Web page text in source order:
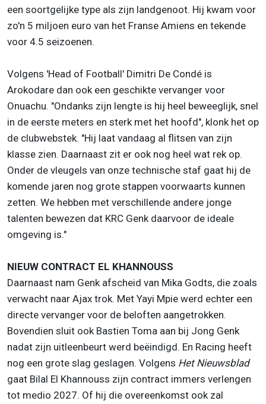
een soortgelijke type als zijn landgenoot. Hij kwam voor
zo'n 5 miljoen euro van het Franse Amiens en tekende
voor 4.5 seizoenen.
Volgens 'Head of Football' Dimitri De Condé is
Arokodare dan ook een geschikte vervanger voor
Onuachu. "Ondanks zijn lengte is hij heel beweeglijk, snel
in de eerste meters en sterk met het hoofd", klonk het op
de clubwebstek. "Hij laat vandaag al flitsen van zijn
klasse zien. Daarnaast zit er ook nog heel wat rek op.
Onder de vleugels van onze technische staf gaat hij de
komende jaren nog grote stappen voorwaarts kunnen
zetten. We hebben met verschillende andere jonge
talenten bewezen dat KRC Genk daarvoor de ideale
omgeving is."
NIEUW CONTRACT EL KHANNOUSS
Daarnaast nam Genk afscheid van Mika Godts, die zoals
verwacht naar Ajax trok. Met Yayi Mpie werd echter een
directe vervanger voor de beloften aangetrokken.
Bovendien sluit ook Bastien Toma aan bij Jong Genk
nadat zijn uitleenbeurt werd beëindigd. En Racing heeft
nog een grote slag geslagen. Volgens Het Nieuwsblad
gaat Bilal El Khannouss zijn contract immers verlengen
tot medio 2027. Of hij die overeenkomst ook zal